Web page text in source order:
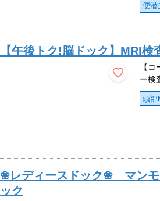
便潜
【午後トク!脳ドック】MRI
【
ー検
頭部
❀レディースドック❀ マンモ
ック